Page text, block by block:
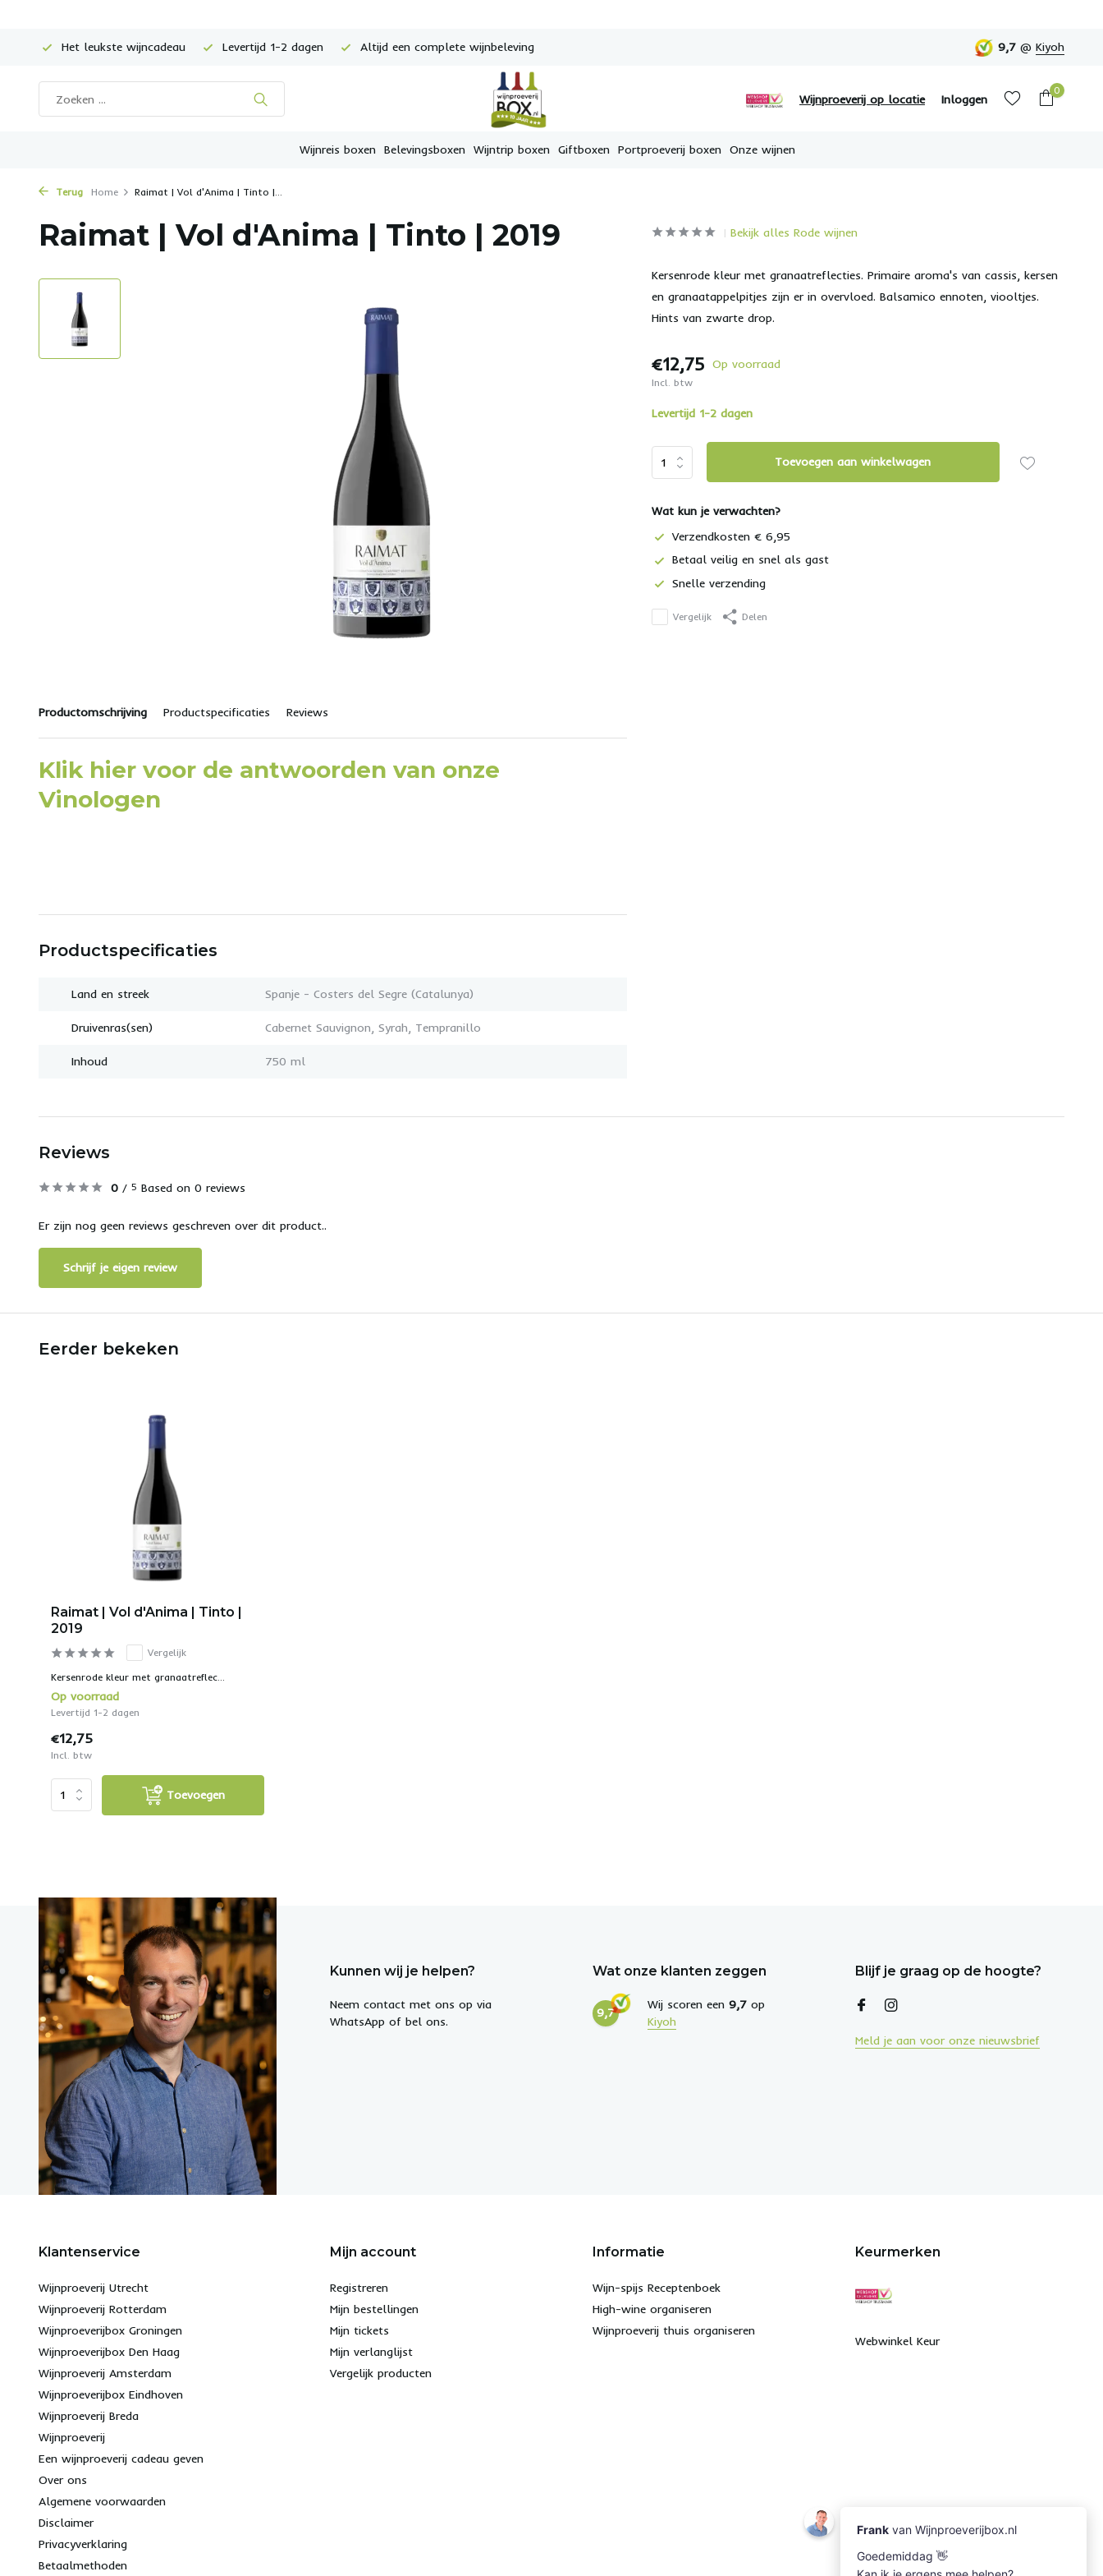
Het leukste wijncadeau Levertijd 1-2 dagen Altijd een complete wijnbeleving 9,7 @ Kiyoh
Wijnproeverij op locatie Inloggen
0
Wijnreis boxen Belevingsboxen Wijntrip boxen Giftboxen Portproeverij boxen Onze wijnen
Terug Home Raimat | Vol d'Anima | Tinto |...
Raimat | Vol d'Anima | Tinto | 2019
Productomschrijving Productspecificaties Reviews
Klik hier voor de antwoorden van onze
Vinologen
Productspecificaties
Land en streek Spanje - Costers del Segre (Catalunya)
Druivenras(sen) Cabernet Sauvignon, Syrah, Tempranillo
Inhoud 750 ml
Bekijk alles Rode wijnen
Kersenrode kleur met granaatreflecties. Primaire aroma's van cassis, kersen
en granaatappelpitjes zijn er in overvloed. Balsamico ennoten, viooltjes.
Hints van zwarte drop.
€12,75 Op voorraad
Incl. btw
Levertijd 1-2 dagen
Toevoegen aan winkelwagen
Wat kun je verwachten?
Verzendkosten € 6,95
Betaal veilig en snel als gast
Snelle verzending
Vergelijk Delen
Reviews
0 / 5 Based on 0 reviews
Er zijn nog geen reviews geschreven over dit product..
Schrijf je eigen review
Eerder bekeken
Raimat | Vol d'Anima | Tinto |
2019
Vergelijk
Kersenrode kleur met granaatreflec...
Op voorraad
Levertijd 1-2 dagen
€12,75
Incl. btw
Toevoegen
Kunnen wij je helpen?
Neem contact met ons op via
WhatsApp of bel ons.
Wat onze klanten zeggen
9,7
Wij scoren een 9,7 op
Kiyoh
Blijf je graag op de hoogte?
Meld je aan voor onze nieuwsbrief
Klantenservice
Wijnproeverij Utrecht
Wijnproeverij Rotterdam
Wijnproeverijbox Groningen
Wijnproeverijbox Den Haag
Wijnproeverij Amsterdam
Wijnproeverijbox Eindhoven
Wijnproeverij Breda
Wijnproeverij
Een wijnproeverij cadeau geven
Over ons
Algemene voorwaarden
Disclaimer
Privacyverklaring
Betaalmethoden
Mijn account
Registreren
Mijn bestellingen
Mijn tickets
Mijn verlanglijst
Vergelijk producten
Informatie
Wijn-spijs Receptenboek
High-wine organiseren
Wijnproeverij thuis organiseren
Keurmerken
Webwinkel Keur